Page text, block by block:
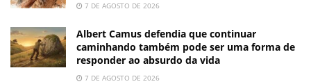
7 DE AGOSTO DE 2026
Albert Camus defendia que continuar
caminhando também pode ser uma forma de
responder ao absurdo da vida
7 DE AGOSTO DE 2026